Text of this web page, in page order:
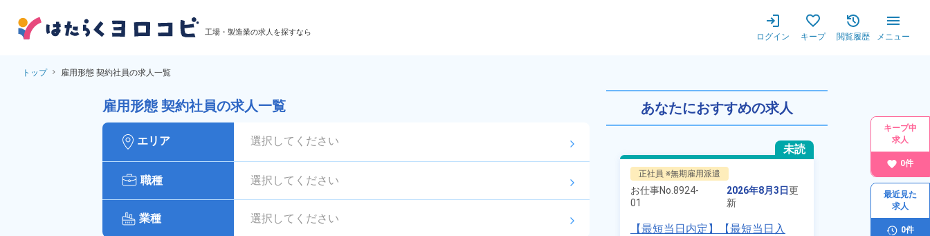
工場・製造業の求人を探すなら ログイン キープ 閲覧履歴 メニュー
トップ 雇用形態 契約社員の求人一覧
雇用形態 契約社員の求人一覧
エリア 選択してください arrow_forward_ios
職種 選択してください arrow_forward_ios
業種 選択してください arrow_forward_ios
あなたにおすすめの求人
未読
01
新
半導体製造装置の組立や検査！未
未読
正社員 ※無期雇用派遣
お仕事No. 8924-
01
2026年8月3日更
新
【最短当日内定】【最短当日入
正社員 ※無期雇用
お仕事No.70117-
自動車の溶接
キープ中
求人
0件
最近見た
求人
0件